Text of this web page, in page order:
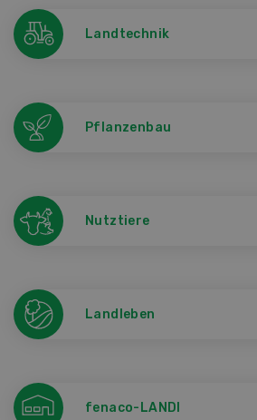
Landtechnik
Pflanzenbau
Nutztiere
Landleben
fenaco-LANDI